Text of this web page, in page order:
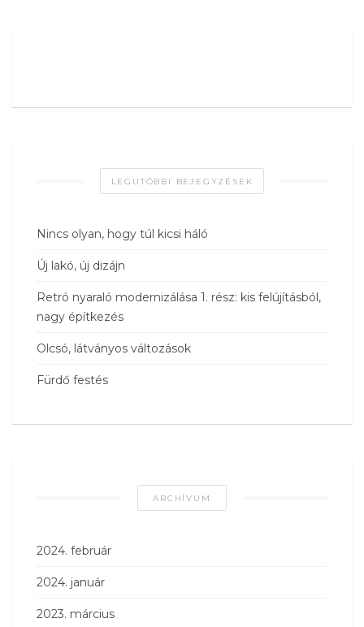
LEGUTÓBBI BEJEGYZÉSEK
Nincs olyan, hogy túl kicsi háló
Új lakó, új dizájn
Retró nyaraló modernizálása 1. rész: kis felújításból,
nagy építkezés
Olcsó, látványos változások
Fürdő festés
ARCHÍVUM
2024. február
2024. január
2023. március